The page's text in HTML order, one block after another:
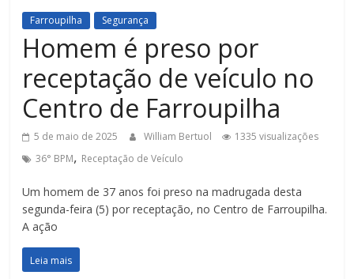
Farroupilha Segurança
Homem é preso por
receptação de veículo no
Centro de Farroupilha
5 de maio de 2025 William Bertuol
1335 visualizações
36° BPM, Receptação de Veículo
Um homem de 37 anos foi preso na madrugada desta
segunda-feira (5) por receptação, no Centro de Farroupilha.
A ação
Leia mais